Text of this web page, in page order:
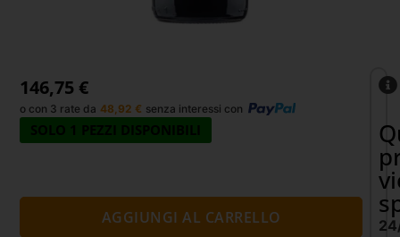
146,75 €
o con 3 rate da 48,92 € senza interessi con
SOLO 1 PEZZI DISPONIBILI
AGGIUNGI AL CARRELLO